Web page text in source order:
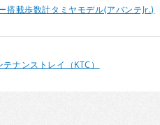
搭載歩数計タミヤモデル(アバンテJr.)
ナンストレイ（KTC）